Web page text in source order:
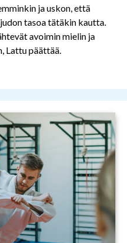
ja uskon, että
tasoa tätäkin kautta.
avoimin mielin ja
Lattu päättää.